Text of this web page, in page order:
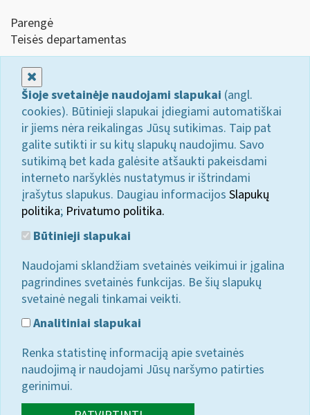
Parengė
Teisės departamentas
Šioje svetainėje naudojami slapukai (angl.
cookies). Būtinieji slapukai įdiegiami automatiškai
ir jiems nėra reikalingas Jūsų sutikimas. Taip pat
galite sutikti ir su kitų slapukų naudojimu. Savo
sutikimą bet kada galėsite atšaukti pakeisdami
interneto naršyklės nustatymus ir ištrindami
įrašytus slapukus. Daugiau informacijos Slapukų
politika; Privatumo politika.
Būtinieji slapukai
Naudojami sklandžiam svetainės veikimui ir įgalina
pagrindines svetainės funkcijas. Be šių slapukų
svetainė negali tinkamai veikti.
Analitiniai slapukai
Renka statistinę informaciją apie svetainės
naudojimą ir naudojami Jūsų naršymo patirties
gerinimui.